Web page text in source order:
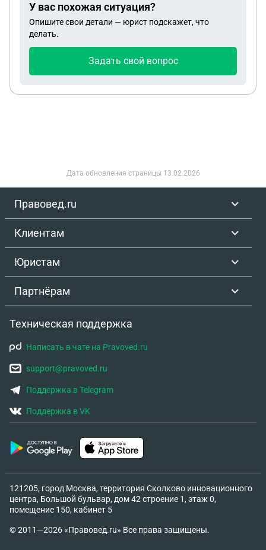
У вас похожая ситуация?
Опишите свои детали — юрист подскажет, что
делать.
Задать свой вопрос
Дата обновления страницы 13.02.2026
Правовед.ru
Клиентам
Юристам
Партнёрам
Техническая поддержка
Написать в чате на Pravoved.ru
support@pravoved.ru
Поддержка в Telegram
Поддержка в VK
121205, город Москва, территория Сколково инновационного
центра, Большой бульвар, дом 42 строение 1, этаж 0,
помещение 150, кабинет 5
© 2011—2026 «Правовед.ru» Все права защищены.